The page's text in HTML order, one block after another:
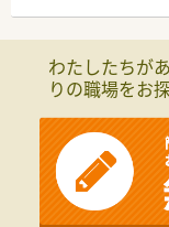
<こんな方に
■扶養内の勤
■みんなで協
少しでも気に
■待合スペー
■高松市の近
応援体制も
＜設備も充実
■電子薬歴は
自動分包機（
＜業務内容＞
わたしたちが
りの職場をお